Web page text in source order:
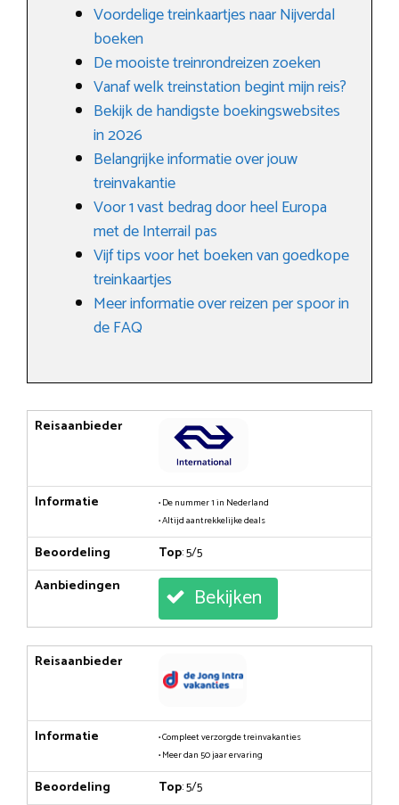
Voordelige treinkaartjes naar Nijverdal
boeken
De mooiste treinrondreizen zoeken
Vanaf welk treinstation begint mijn reis?
Bekijk de handigste boekingswebsites
in 2026
Belangrijke informatie over jouw
treinvakantie
Voor 1 vast bedrag door heel Europa
met de Interrail pas
Vijf tips voor het boeken van goedkope
treinkaartjes
Meer informatie over reizen per spoor in
de FAQ
Reisaanbieder
Informatie
• De nummer 1 in Nederland
• Altijd aantrekkelijke deals
Beoordeling Top: 5/5
Aanbiedingen
Bekijken
Reisaanbieder
Informatie
• Compleet verzorgde treinvakanties
• Meer dan 50 jaar ervaring
Beoordeling Top: 5/5